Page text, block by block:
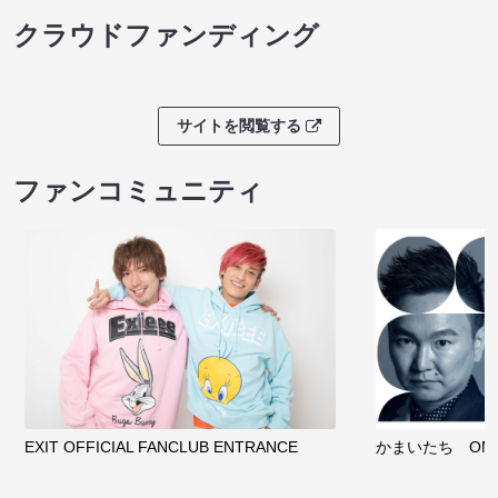
クラウドファンディング
サイトを閲覧する
ファンコミュニティ
EXIT OFFICIAL FANCLUB ENTRANCE かまいたち